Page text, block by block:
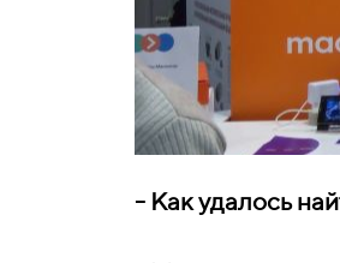
- Как удалось